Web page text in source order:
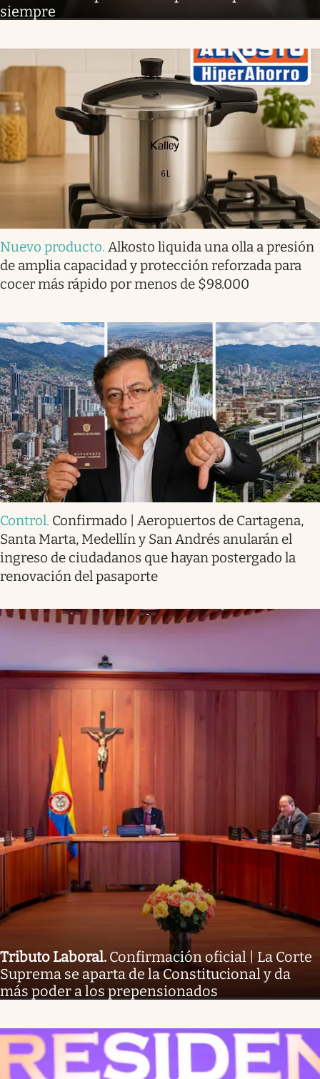
siempre
Nuevo producto. Alkosto liquida una olla a presión
de amplia capacidad y protección reforzada para
cocer más rápido por menos de $98.000
Control. Confirmado | Aeropuertos de Cartagena,
Santa Marta, Medellín y San Andrés anularán el
ingreso de ciudadanos que hayan postergado la
renovación del pasaporte
Tributo Laboral. Confirmación oficial | La Corte
Suprema se aparta de la Constitucional y da
más poder a los prepensionados